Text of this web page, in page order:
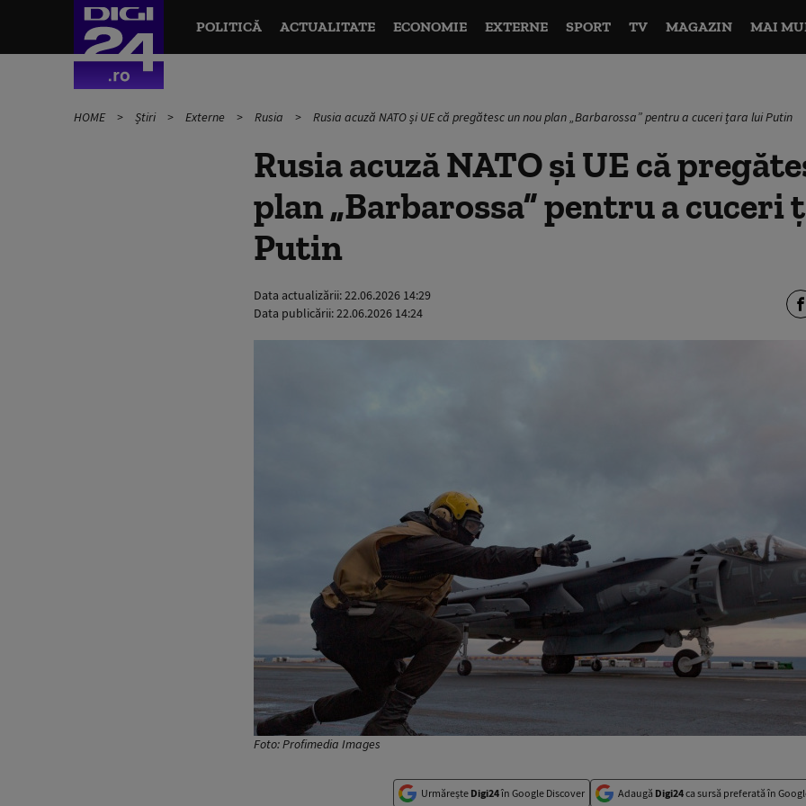
POLITICĂ ACTUALITATE ECONOMIE EXTERNE SPORT TV MAGAZIN MAI
HOME Știri Externe Rusia Rusia acuză NATO și UE că pregătesc un nou plan „Barbarossa” pentru a cuceri țara lui Putin
Rusia acuză NATO și UE că
plan „Barbarossa” pentru a cuceri
Putin
Data actualizării:22.06.2026 14:29
Data publicării:22.06.2026 14:24
Foto: Profimedia Images
Urmărește Digi24în Google Discover Adaugă Digi24ca sursă preferată în